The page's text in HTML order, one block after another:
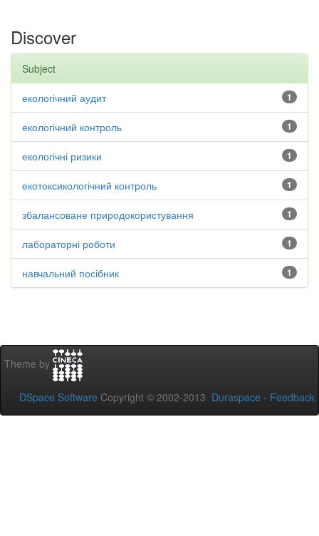
Discover
Subject
1
екологічний аудит
1
екологічний контроль
1
екологічні ризики
1
екотоксикологічний контроль
1
збалансоване природокористування
1
лабораторні роботи
1
навчальний посібник
Theme by
DSpace Software Copyright © 2002-2013 Duraspace - Feedback